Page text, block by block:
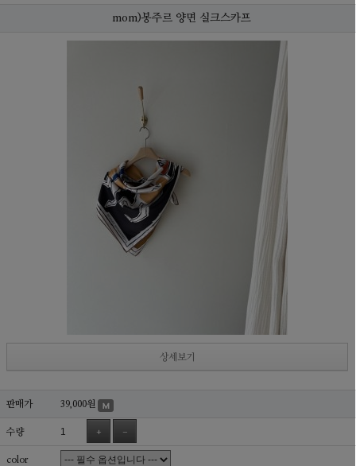
mom)봉주르 양면 실크스카프
상세보기
판매가 39,000원
수량 + -
color